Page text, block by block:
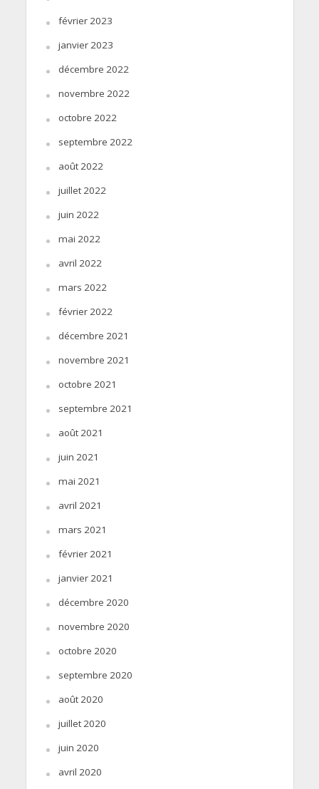
février 2023
janvier 2023
décembre 2022
novembre 2022
octobre 2022
septembre 2022
août 2022
juillet 2022
juin 2022
mai 2022
avril 2022
mars 2022
février 2022
décembre 2021
novembre 2021
octobre 2021
septembre 2021
août 2021
juin 2021
mai 2021
avril 2021
mars 2021
février 2021
janvier 2021
décembre 2020
novembre 2020
octobre 2020
septembre 2020
août 2020
juillet 2020
juin 2020
avril 2020